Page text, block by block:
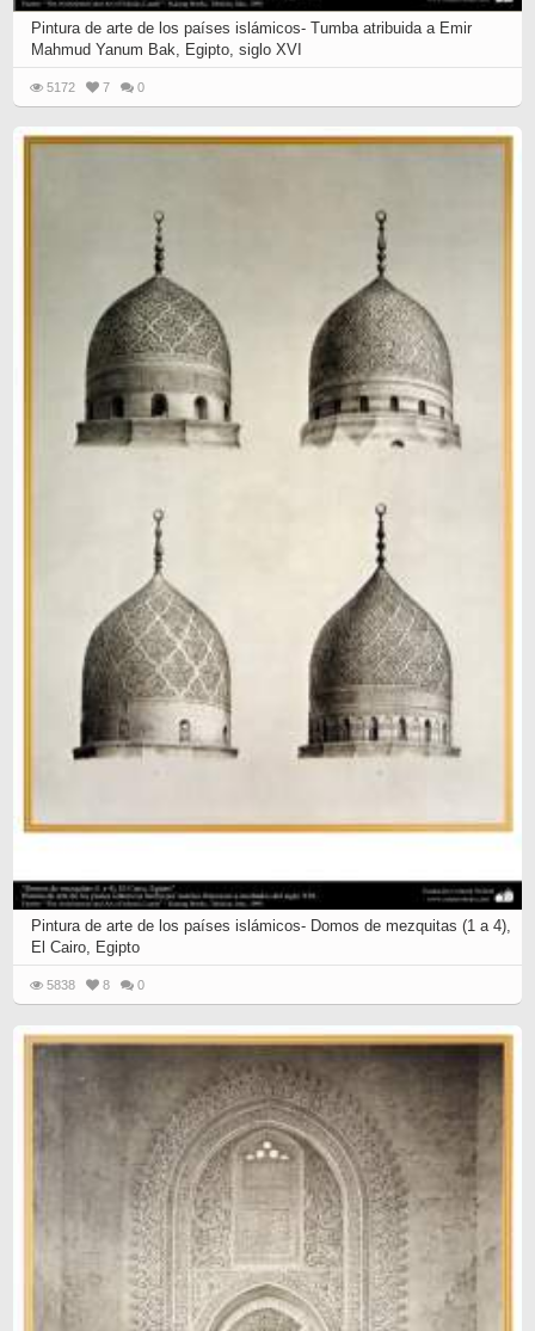
Pintura de arte de los países islámicos- Tumba atribuida a Emir
Mahmud Yanum Bak, Egipto, siglo XVI
5172 7 0
Pintura de arte de los países islámicos- Domos de mezquitas (1 a 4),
El Cairo, Egipto
5838 8 0